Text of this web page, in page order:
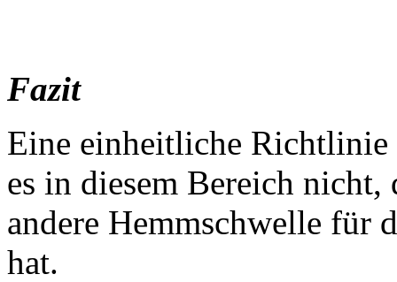
Fazit
Eine einheitliche
es in diesem Bereich nicht,
andere Hemmschwelle für
hat.